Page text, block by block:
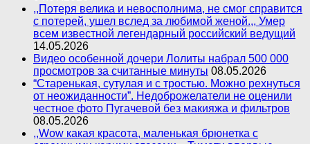
,,Потеря велика и невосполнима, не смог справится
с потерей, ушел вслед за любимой женой.,, Умер
всем известной легендарный российский ведущий
14.05.2026
Видео особенной дочери Лолиты набрал 500 000
просмотров за считанные минуты 08.05.2026
“Старенькая, сутулая и с тростью. Можно рехнуться
от неожиданности”. Недоброжелатели не оценили
честное фото Пугачевой без макияжа и фильтров
08.05.2026
,,Wow какая красота, маленькая брюнетка с